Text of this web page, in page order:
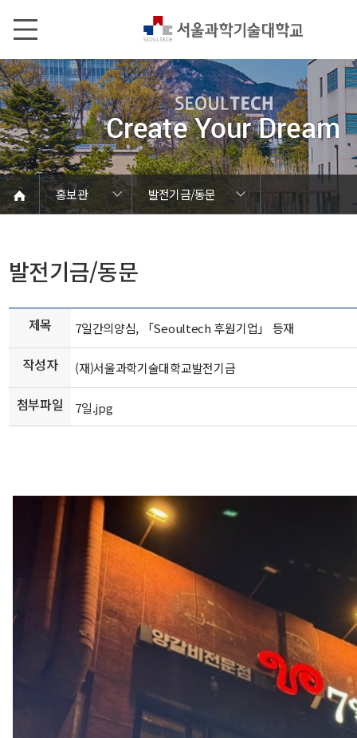
홍보관
발전기금/동문
서울과기대 소개
열린총장실
대학현황
대학조직
대학상징
홍보관
캠퍼스 안내
학칙 및 규정
홍보관
대학뉴스
연구성과
발전기금/동문
Global
언론에서 본 SEOULTECH
보도자료
브로슈어
학내행사
동영상자료
사진자료
음악자료
발전기금/동문
제목 7일간의양심, 「Seoultech 후원기업」 등재
작성자 (재)서울과학기술대학교발전기금
첨부파일 7일.jpg